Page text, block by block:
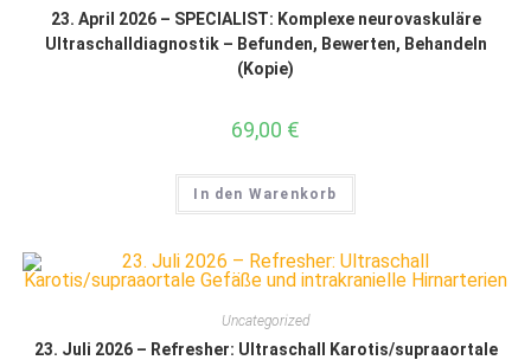
23. April 2026 – SPECIALIST: Komplexe neurovaskuläre
Ultraschalldiagnostik – Befunden, Bewerten, Behandeln
(Kopie)
69,00 €
In den Warenkorb
Uncategorized
23. Juli 2026 – Refresher: Ultraschall Karotis/supraaortale